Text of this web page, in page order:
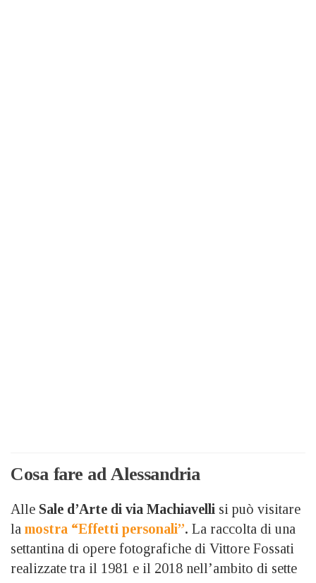
Cosa fare ad Alessandria
Alle Sale d’Arte di via Machiavelli si può visitare
la mostra “Effetti personali”. La raccolta di una
settantina di opere fotografiche di Vittore Fossati
realizzate tra il 1981 e il 2018 nell’ambito di sette